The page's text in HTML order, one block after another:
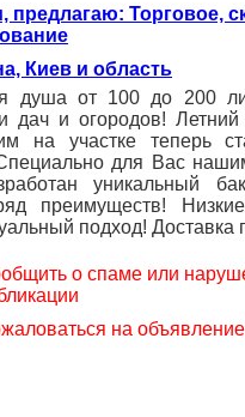
предлагаю: Торговое,
Киев и область
душа от 100 до 200
дач и огородов!
на участке теперь
для Вас
уникальный
преимуществ!
подход! Доставка
о спаме или
на объявление